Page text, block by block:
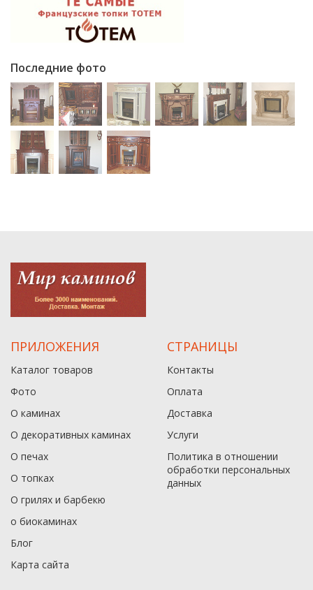
Последние фото
ПРИЛОЖЕНИЯ
Каталог товаров
Фото
О каминах
О декоративных каминах
О печах
О топках
О грилях и барбекю
о биокаминах
Блог
Карта сайта
СТРАНИЦЫ
Контакты
Оплата
Доставка
Услуги
Политика в отношении
обработки персональных
данныx